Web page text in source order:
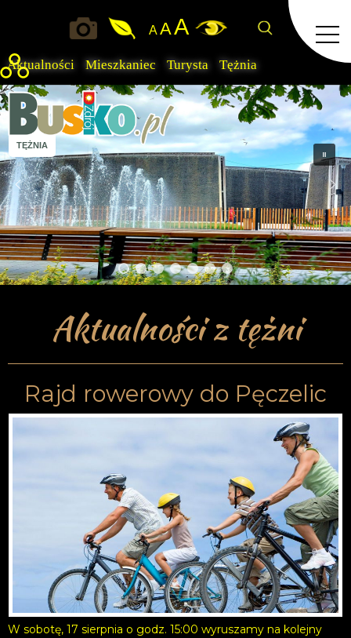
Aktualności Mieszkaniec Turysta Tężnia
A AA
TĘŻNIA
Aktualności z tężni
Rajd rowerowy do Pęczelic
W sobotę, 17 sierpnia o godz. 15:00 wyruszamy na kolejny